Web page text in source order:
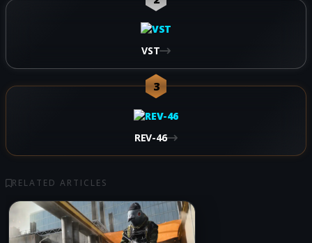
VST
3
REV-46
RELATED ARTICLES